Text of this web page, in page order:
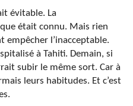
évitable. La
était connu. Mais rien
empêcher l’inacceptable.
à Tahiti. Demain, si
subir le même sort. Car à
leurs habitudes. Et c’est